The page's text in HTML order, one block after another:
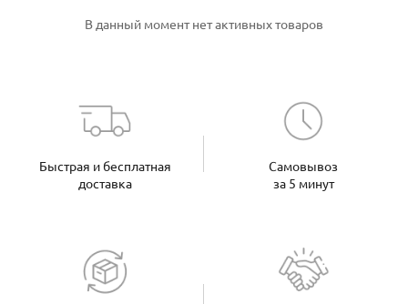
В данный момент нет активных товаров
Быстрая и бесплатная
доставка
Самовывоз
за 5 минут